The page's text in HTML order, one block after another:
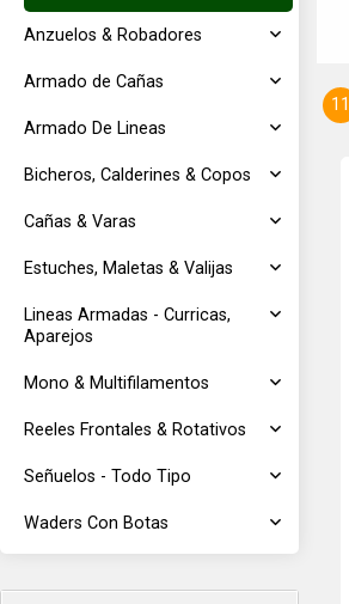
Anzuelos & Robadores
Armado de Cañas
Armado De Lineas
Bicheros, Calderines & Copos
Cañas & Varas
Estuches, Maletas & Valijas
Lineas Armadas - Curricas,
Aparejos
Mono & Multifilamentos
Reeles Frontales & Rotativos
Señuelos - Todo Tipo
Waders Con Botas
11